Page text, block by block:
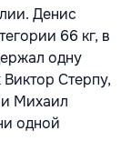
Денис
66 кг, в
одну
Стерпу,
Михаил
одной